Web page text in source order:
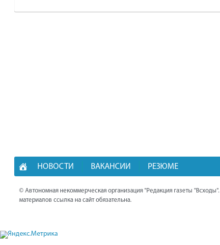
НОВОСТИ ВАКАНСИИ РЕЗЮМЕ
© Автономная некоммерческая организация "Редакция газеты
материалов ссылка на сайт обязательна.